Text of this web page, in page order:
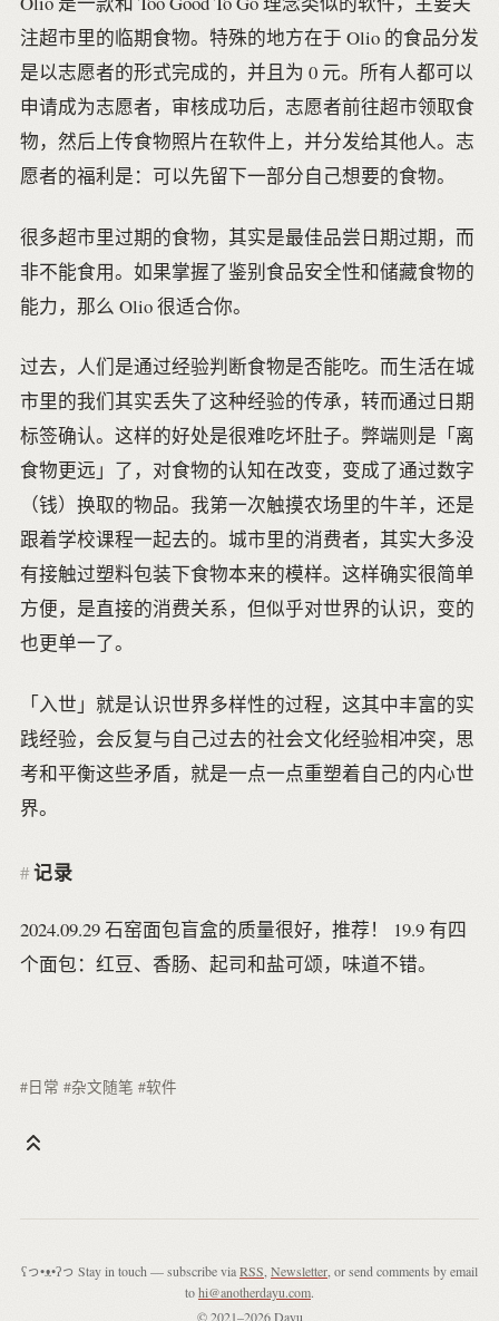
注超市里的临期食物。特殊的地方在于 Olio 的食品分发
是以志愿者的形式完成的，并且为 0 元。所有人都可以
申请成为志愿者，审核成功后，志愿者前往超市领取食
物，然后上传食物照片在软件上，并分发给其他人。志
愿者的福利是：可以先留下一部分自己想要的食物。
很多超市里过期的食物，其实是最佳品尝日期过期，而
非不能食用。如果掌握了鉴别食品安全性和储藏食物的
能力，那么 Olio 很适合你。
过去，人们是通过经验判断食物是否能吃。而生活在城
市里的我们其实丢失了这种经验的传承，转而通过日期
标签确认。这样的好处是很难吃坏肚子。弊端则是「离
食物更远」了，对食物的认知在改变，变成了通过数字
（钱）换取的物品。我第一次触摸农场里的牛羊，还是
跟着学校课程一起去的。城市里的消费者，其实大多没
有接触过塑料包装下食物本来的模样。这样确实很简单
方便，是直接的消费关系，但似乎对世界的认识，变的
也更单一了。
「入世」就是认识世界多样性的过程，这其中丰富的实
践经验，会反复与自己过去的社会文化经验相冲突，思
考和平衡这些矛盾，就是一点一点重塑着自己的内心世
界。
记录
2024.09.29 石窑面包盲盒的质量很好，推荐！ 19.9 有四
个面包：红豆、香肠、起司和盐可颂，味道不错。
#日常 #杂文随笔 #软件
ʕっ•ᴥ•ʔっ Stay in touch — subscribe viaRSS Newsletter , or send comments by email
tohi@anotherdayu.com.
© 2021–2026 Dayu